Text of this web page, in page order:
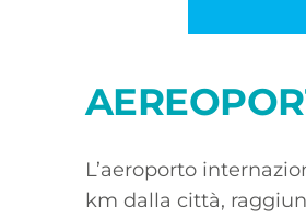
L’aeroporto
km dalla città,